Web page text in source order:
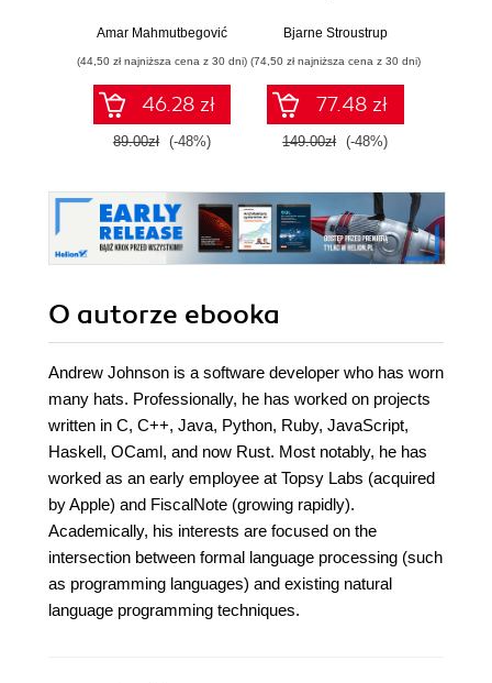
nowoczesnego
Amar Mahmutbegović
(44,50 zł najniższa cena z 30 dni)
46.28 zł
89.00zł (-48%)
Bjarne Stroustrup
(74,50 zł najniższa cena z 30 dni)
77.48 zł
149.00zł (-48%)
O autorze ebooka
Andrew Johnson is a software developer who has worn
many hats. Professionally, he has worked on projects
written in C, C++, Java, Python, Ruby, JavaScript,
Haskell, OCaml, and now Rust. Most notably, he has
worked as an early employee at Topsy Labs (acquired
by Apple) and FiscalNote (growing rapidly).
Academically, his interests are focused on the
intersection between formal language processing (such
as programming languages) and existing natural
language programming techniques.